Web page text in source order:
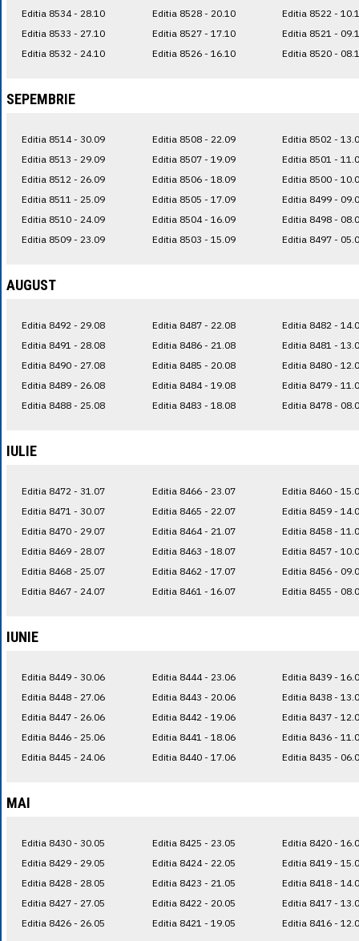
Editia 8534 - 28.10
Editia 8533 - 27.10
Editia 8532 - 24.10
Editia 8528 - 20.10
Editia 8527 - 17.10
Editia 8526 - 16.10
Editia 8522 -
Editia 8521 -
Editia 8520 -
SEPEMBRIE
Editia 8514 - 30.09
Editia 8513 - 29.09
Editia 8512 - 26.09
Editia 8511 - 25.09
Editia 8510 - 24.09
Editia 8509 - 23.09
Editia 8508 - 22.09
Editia 8507 - 19.09
Editia 8506 - 18.09
Editia 8505 - 17.09
Editia 8504 - 16.09
Editia 8503 - 15.09
Editia 8502 -
Editia 8501 -
Editia 8500 -
Editia 8499 -
Editia 8498 -
Editia 8497 -
AUGUST
Editia 8492 - 29.08
Editia 8491 - 28.08
Editia 8490 - 27.08
Editia 8489 - 26.08
Editia 8488 - 25.08
Editia 8487 - 22.08
Editia 8486 - 21.08
Editia 8485 - 20.08
Editia 8484 - 19.08
Editia 8483 - 18.08
Editia 8482 -
Editia 8481 -
Editia 8480 -
Editia 8479 -
Editia 8478 -
IULIE
Editia 8472 - 31.07
Editia 8471 - 30.07
Editia 8470 - 29.07
Editia 8469 - 28.07
Editia 8468 - 25.07
Editia 8467 - 24.07
Editia 8466 - 23.07
Editia 8465 - 22.07
Editia 8464 - 21.07
Editia 8463 - 18.07
Editia 8462 - 17.07
Editia 8461 - 16.07
Editia 8460 -
Editia 8459 -
Editia 8458 -
Editia 8457 -
Editia 8456 -
Editia 8455 -
IUNIE
Editia 8449 - 30.06
Editia 8448 - 27.06
Editia 8447 - 26.06
Editia 8446 - 25.06
Editia 8445 - 24.06
Editia 8444 - 23.06
Editia 8443 - 20.06
Editia 8442 - 19.06
Editia 8441 - 18.06
Editia 8440 - 17.06
Editia 8439 -
Editia 8438 -
Editia 8437 -
Editia 8436 -
Editia 8435 -
MAI
Editia 8430 - 30.05
Editia 8429 - 29.05
Editia 8428 - 28.05
Editia 8427 - 27.05
Editia 8426 - 26.05
Editia 8425 - 23.05
Editia 8424 - 22.05
Editia 8423 - 21.05
Editia 8422 - 20.05
Editia 8421 - 19.05
Editia 8420 -
Editia 8419 -
Editia 8418 -
Editia 8417 -
Editia 8416 -